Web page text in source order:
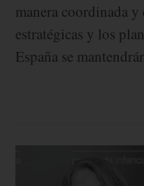
manera coordinada
estratégicas y los
España se